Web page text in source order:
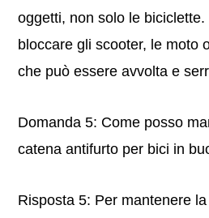
oggetti, non solo le
bloccare gli scooter, le moto
che può essere avvolta e
Domanda 5: Come posso
catena antifurto per bici in
Risposta 5: Per mantenere